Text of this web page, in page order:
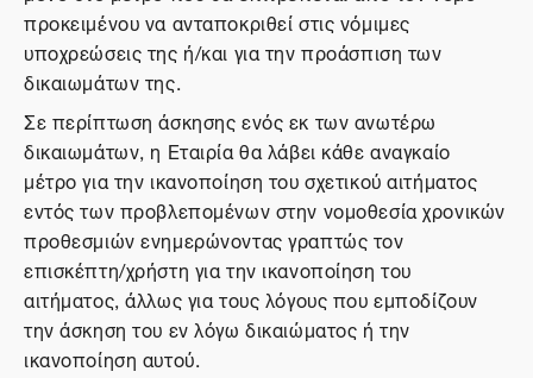
προκειμένου να ανταποκριθεί στις νόμιμες
υποχρεώσεις της ή/και για την προάσπιση των
δικαιωμάτων της.
Σε περίπτωση άσκησης ενός εκ των ανωτέρω
δικαιωμάτων, η Εταιρία θα λάβει κάθε αναγκαίο
μέτρο για την ικανοποίηση του σχετικού αιτήματος
εντός των προβλεπομένων στην νομοθεσία χρονικών
προθεσμιών ενημερώνοντας γραπτώς τον
επισκέπτη/χρήστη για την ικανοποίηση του
αιτήματος, άλλως για τους λόγους που εμποδίζουν
την άσκηση του εν λόγω δικαιώματος ή την
ικανοποίηση αυτού.